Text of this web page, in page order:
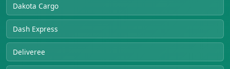
Dakota Cargo
Dash Express
Deliveree